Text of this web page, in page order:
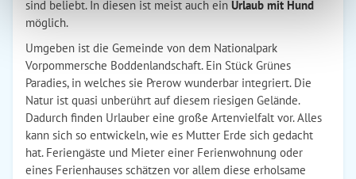
sind beliebt. In diesen ist meist auch ein Urlaub mit Hund
möglich.
Umgeben ist die Gemeinde von dem Nationalpark
Vorpommersche Boddenlandschaft. Ein Stück Grünes
Paradies, in welches sie Prerow wunderbar integriert. Die
Natur ist quasi unberührt auf diesem riesigen Gelände.
Dadurch finden Urlauber eine große Artenvielfalt vor. Alles
kann sich so entwickeln, wie es Mutter Erde sich gedacht
hat. Feriengäste und Mieter einer Ferienwohnung oder
eines Ferienhauses schätzen vor allem diese erholsame